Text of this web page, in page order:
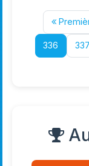
336 337